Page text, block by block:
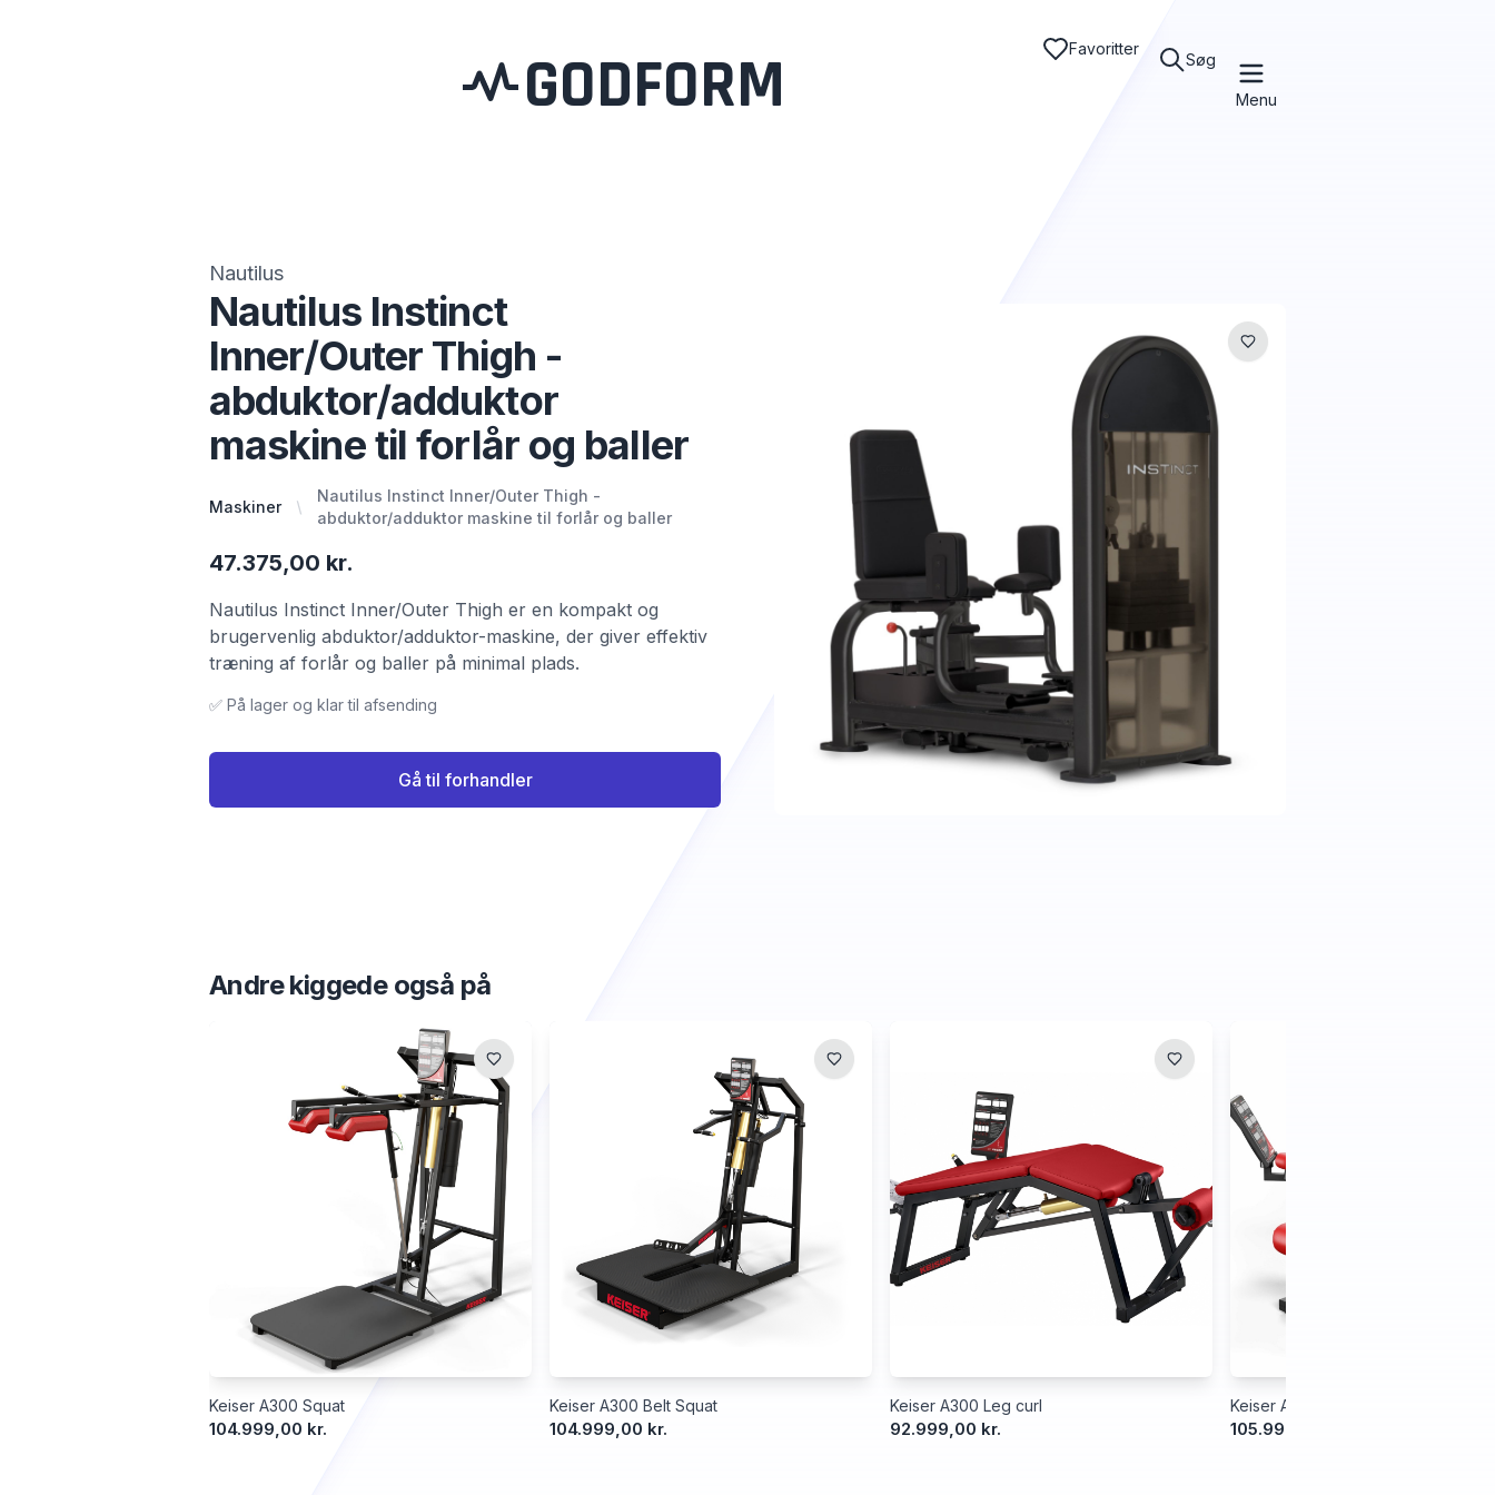
GODFORM Favoritter
Søg
Menu
Nautilus
Nautilus Instinct
Inner/Outer Thigh -
abduktor/adduktor
maskine til forlår og baller
Maskiner
Nautilus Instinct Inner/Outer Thigh -
abduktor/adduktor maskine til forlår og baller
47.375,00 kr.
Nautilus Instinct Inner/Outer Thigh er en kompakt og
brugervenlig abduktor/adduktor-maskine, der giver effektiv
træning af forlår og baller på minimal plads.
✅ På lager og klar til afsending
Gå til forhandler
Andre kiggede også på
Keiser A300 Squat
104.999,00 kr.
Keiser A300 Belt Squat
104.999,00 kr.
Keiser A300 Leg curl
92.999,00 kr.
Keiser Air300 Leg Extension
105.999,00 kr.